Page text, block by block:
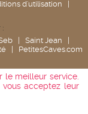
d'utilisation
:
Saint Jean
PetitesCaves.com
le meilleur service.
vous acceptez leur